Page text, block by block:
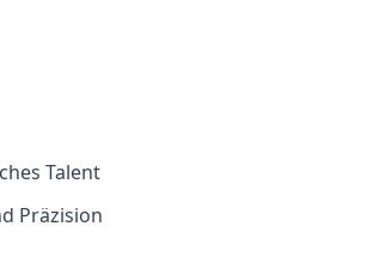
Talent
Präzision